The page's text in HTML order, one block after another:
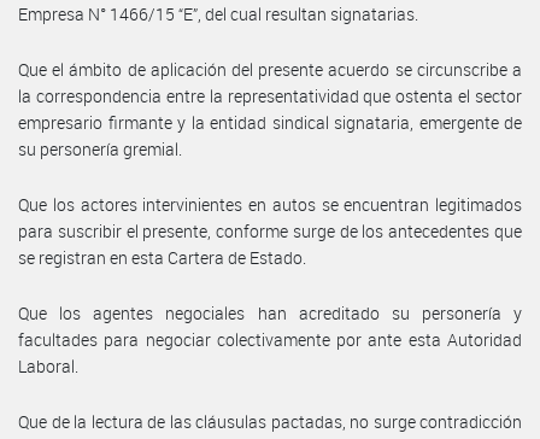
Empresa N° 1466/15 “E”, del cual resultan signatarias.
Que el ámbito de aplicación del presente acuerdo se circunscribe a
la correspondencia entre la representatividad que ostenta el sector
empresario firmante y la entidad sindical signataria, emergente de
su personería gremial.
Que los actores intervinientes en autos se encuentran legitimados
para suscribir el presente, conforme surge de los antecedentes que
se registran en esta Cartera de Estado.
Que los agentes negociales han acreditado su personería y
facultades para negociar colectivamente por ante esta Autoridad
Laboral.
Que de la lectura de las cláusulas pactadas, no surge contradicción